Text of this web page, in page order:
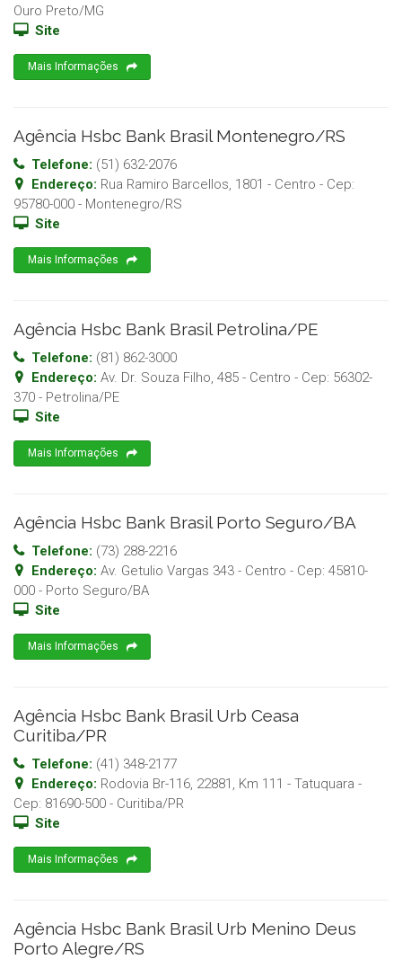
Ouro Preto/MG
Site
Mais Informações
Agência Hsbc Bank Brasil Montenegro/RS
Telefone: (51) 632-2076
Endereço: Rua Ramiro Barcellos, 1801 - Centro - Cep:
95780-000 - Montenegro/RS
Site
Mais Informações
Agência Hsbc Bank Brasil Petrolina/PE
Telefone: (81) 862-3000
Endereço: Av. Dr. Souza Filho, 485 - Centro - Cep: 56302-
370 - Petrolina/PE
Site
Mais Informações
Agência Hsbc Bank Brasil Porto Seguro/BA
Telefone: (73) 288-2216
Endereço: Av. Getulio Vargas 343 - Centro - Cep: 45810-
000 - Porto Seguro/BA
Site
Mais Informações
Agência Hsbc Bank Brasil Urb Ceasa
Curitiba/PR
Telefone: (41) 348-2177
Endereço: Rodovia Br-116, 22881, Km 111 - Tatuquara -
Cep: 81690-500 - Curitiba/PR
Site
Mais Informações
Agência Hsbc Bank Brasil Urb Menino Deus
Porto Alegre/RS